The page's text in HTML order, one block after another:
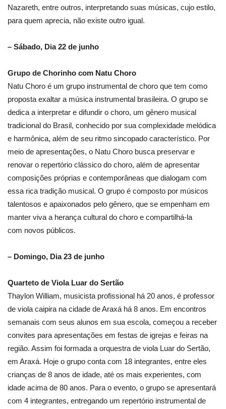
Nazareth, entre outros, interpretando suas músicas, cujo estilo,
para quem aprecia, não existe outro igual.
– Sábado, Dia 22 de junho
Grupo de Chorinho com Natu Choro
Natu Choro é um grupo instrumental de choro que tem como
proposta exaltar a música instrumental brasileira. O grupo se
dedica a interpretar e difundir o choro, um gênero musical
tradicional do Brasil, conhecido por sua complexidade melódica
e harmônica, além de seu ritmo sincopado característico. Por
meio de apresentações, o Natu Choro busca preservar e
renovar o repertório clássico do choro, além de apresentar
composições próprias e contemporâneas que dialogam com
essa rica tradição musical. O grupo é composto por músicos
talentosos e apaixonados pelo gênero, que se empenham em
manter viva a herança cultural do choro e compartilhá-la
com novos públicos.
– Domingo, Dia 23 de junho
Quarteto de Viola Luar do Sertão
Thaylon William, musicista profissional há 20 anos, é professor
de viola caipira na cidade de Araxá há 8 anos. Em encontros
semanais com seus alunos em sua escola, começou a receber
convites para apresentações em festas de igrejas e feiras na
região. Assim foi formada a orquestra de viola Luar do Sertão,
em Araxá. Hoje o grupo conta com 18 integrantes, entre eles
crianças de 8 anos de idade, até os mais experientes, com
idade acima de 80 anos. Para o evento, o grupo se apresentará
com 4 integrantes, entregando um repertório instrumental de